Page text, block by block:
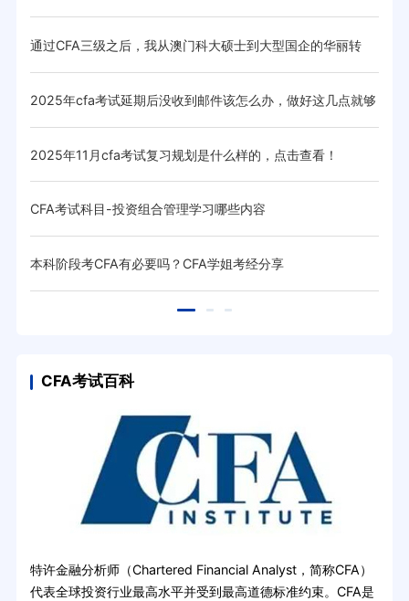
通过CFA三级之后，我从澳门科大硕士到大型国企的华丽转
变！
2025年cfa考试延期后没收到邮件该怎么办，做好这几点就够
了！
2025年11月cfa考试复习规划是什么样的，点击查看！
CFA考试科目-投资组合管理学习哪些内容
本科阶段考CFA有必要吗？CFA学姐考经分享
CFA考试百科
特许金融分析师（Chartered Financial Analyst，简称CFA）
代表全球投资行业最高水平并受到最高道德标准约束。CFA是